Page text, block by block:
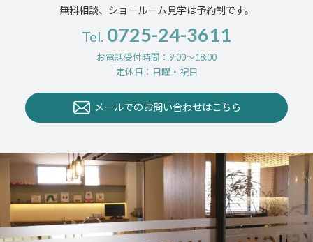
無料相談、ショールーム見学は予約制です。
Tel. 0725-24-3611
お電話受付時間：9:00〜18:00
定休日：日曜・祝日
メールでのお問い合わせはこちら